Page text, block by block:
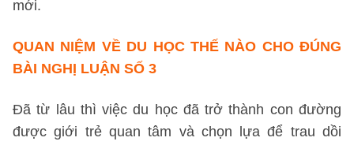
mới.
QUAN NIỆM VỀ DU HỌC THẾ NÀO CHO ĐÚNG
BÀI NGHỊ LUẬN SỐ 3
Đã từ lâu thì việc du học đã trở thành con đường
được giới trẻ quan tâm và chọn lựa để trau dồi